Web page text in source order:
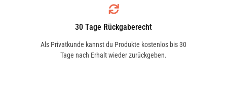
30 Tage Rückgaberecht
Als Privatkunde kannst du Produkte kostenlos bis 30
Tage nach Erhalt wieder zurückgeben.